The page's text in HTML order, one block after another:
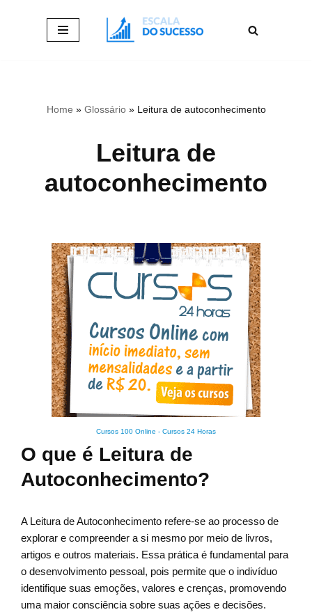
Home » Glossário» Leitura de autoconhecimento
Leitura de
autoconhecimento
Cursos 100 Online - Cursos 24 Horas
O que é Leitura de
Autoconhecimento?
A Leitura de Autoconhecimento refere-se ao processo de
explorar e compreender a si mesmo por meio de livros,
artigos e outros materiais. Essa prática é fundamental para
o desenvolvimento pessoal, pois permite que o indivíduo
identifique suas emoções, valores e crenças, promovendo
uma maior consciência sobre suas ações e decisões.